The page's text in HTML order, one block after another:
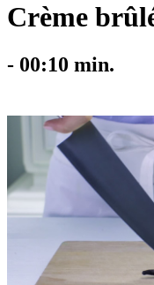
Crème
- 00:10 min.